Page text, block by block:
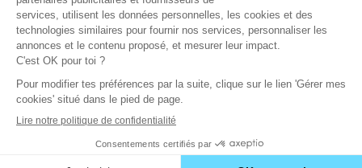
ou par les forces de l’ordre, par exemple dans le
cadre d’une opération de saisie-vente pour
rembourser un créancier.
En cas de contraventions de
stationnement